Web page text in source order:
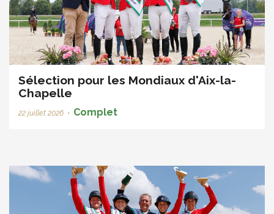
Sélection pour les Mondiaux d'Aix-la-
Chapelle
22 juillet 2026 • Complet